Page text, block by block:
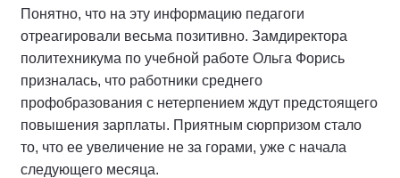
Понятно, что на эту информацию педагоги
отреагировали весьма позитивно. Замдиректора
политехникума по учебной работе Ольга Форись
призналась, что работники среднего
профобразования с нетерпением ждут предстоящего
повышения зарплаты. Приятным сюрпризом стало
то, что ее увеличение не за горами, уже с начала
следующего месяца.